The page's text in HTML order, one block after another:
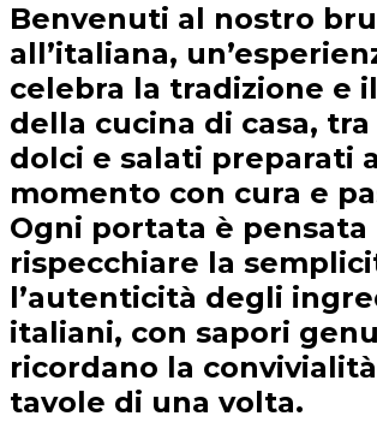
Benvenuti al nostro
all’italiana,
celebra la tradizione e
della cucina di casa,
dolci e salati preparati
momento con cura e
Ogni portata è pensata
rispecchiare la
l’autenticità degli
italiani, con sapori
ricordano la
tavole di una volta.